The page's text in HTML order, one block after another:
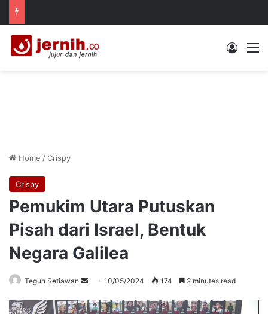
Log In
Home /Crispy
Crispy
Pemukim Utara Putuskan
Pisah dari Israel, Bentuk
Negara Galilea
Teguh Setiawan
Send
email
10/05/2024 174 2 minutes read